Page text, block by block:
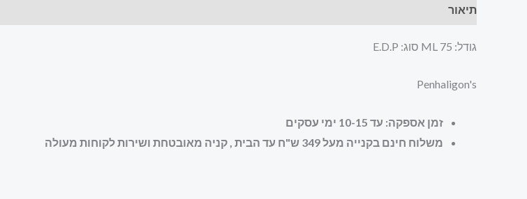
תיאור
גודל: 75 ML סוג: E.D.P
Penhaligon's
זמן אספקה: עד 10-15 ימי עסקים
משלוח חינם בקנייה מעל 349 ש"ח עד הבית , קניה מאובטחת ושירות לקוחות מעולה